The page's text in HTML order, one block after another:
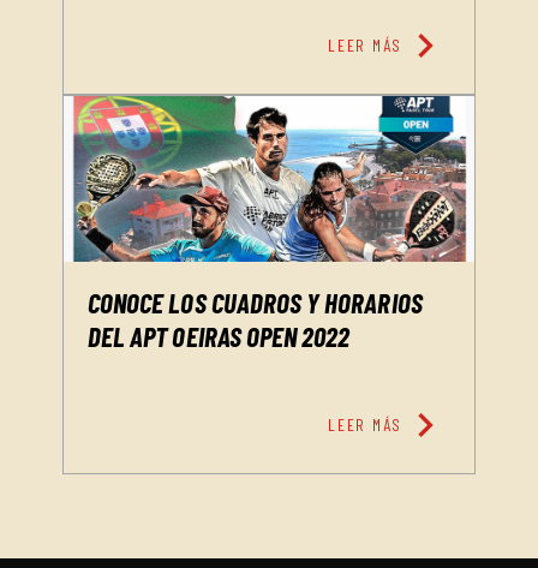
LEER MÁS chevron_right
CONOCE LOS CUADROS Y HORARIOS
DEL APT OEIRAS OPEN 2022
LEER MÁS chevron_right